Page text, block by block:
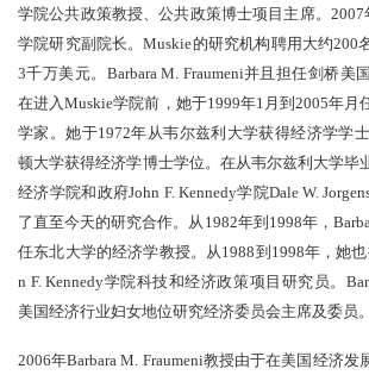
学院公共政策教授、公共政策博士项目主席。
学院研究副院长。Muskie的研究机构聘用大约200
3千万美元。Barbara M. Fraumeni并且担任剑桥美
在进入Muskie学院前，她于1999年1月到2005年月
学家。她于1972年从韦尔兹利大学获得经济学学
顿大学获得经济学博士学位。在从韦尔兹利大学毕
经济学院和政府John F. Kennedy学院Dale W.
了直至今天的研究合作。从1982年到1998年，
任东北大学的经济学教授。从1988到1998年，她
n F. Kennedy学院科技和经济政策项目研究员。
美国经济行业妇女地位研究经济委员会主席及委员。
2006年Barbara M. Fraumeni教授由于在美国经济发